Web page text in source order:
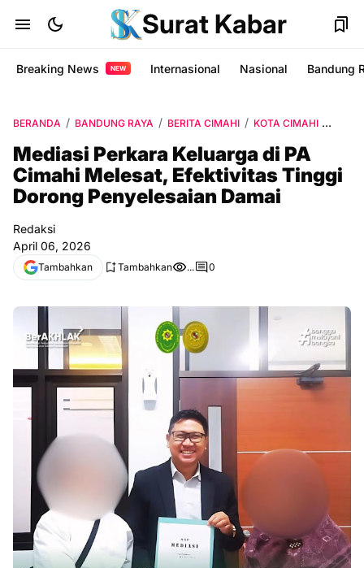
Surat Kabar
Breaking News NEW Internasional Nasional Bandung
BERANDA BANDUNG RAYA BERITA CIMAHI KOTA CIMAHI
Mediasi Perkara Keluarga di PA
Cimahi Melesat, Efektivitas Tinggi
Dorong Penyelesaian Damai
Redaksi
April 06, 2026
Tambahkan Tambahkan ... 0